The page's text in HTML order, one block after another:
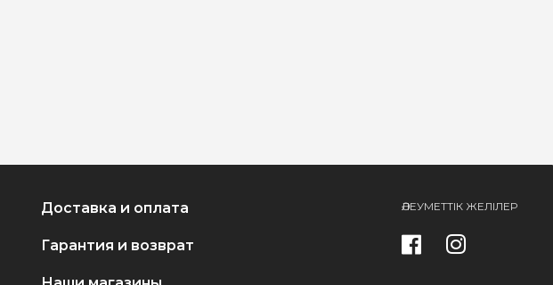
Доставка и оплата
Гарантия и возврат
ӘЛЕУМЕТТІК ЖЕЛІЛЕР